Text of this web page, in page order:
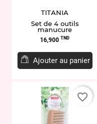
TITANIA
Set de 4 outils
manucure
Prix
16,900 TND
Ajouter au panier
favorite_border